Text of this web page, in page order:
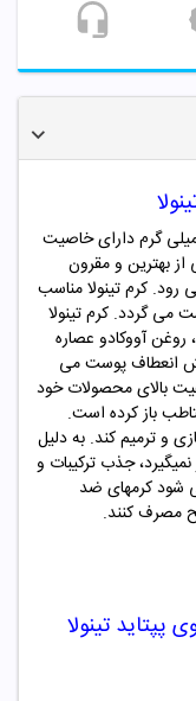
ضد چروک حاوی پپتاید تینولا با حجم 40 میلی گرم دارای خاصیت
بهترین و مقرون
کرم تینولا مناسب
می گردد. کرم تینولا
حاوی کلاژن، آلاتنویین، ویتامین C، ویتامین E، روغن آووکادو عصاره
انعطاف پوست می
بالای محصولات خود
باز کرده است.
و ترمیم کند. به دلیل
جذب ترکیبات و
شود کرمهای ضد
مصرف کنند.
تینولا